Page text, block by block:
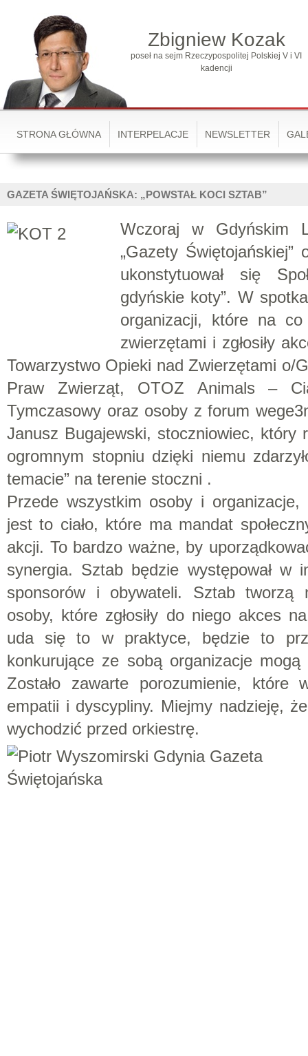
Zbigniew Kozak
poseł na sejm Rzeczypospolitej Polskiej V i VI
kadencji
STRONA GŁÓWNA INTERPELACJE NEWSLETTER
GAZETA ŚWIĘTOJAŃSKA: „POWSTAŁ KOCI SZTAB”
Wczoraj w Gdyńskim
„Gazety Świętojańskiej”
ukonstytuował się
gdyńskie koty”. W
organizacji, które na
zwierzętami i zgłosiły
Towarzystwo Opieki nad Zwierzętami o/
Praw Zwierząt, OTOZ Animals –
Tymczasowy oraz osoby z forum
Janusz Bugajewski, stoczniowiec, który
ogromnym stopniu dzięki niemu
temacie” na terenie stoczni .
Przede wszystkim osoby i organizacje,
jest to ciało, które ma mandat
akcji. To bardzo ważne, by
synergia. Sztab będzie występował w
sponsorów i obywateli. Sztab tworzą
osoby, które zgłosiły do niego akces
uda się to w praktyce, będzie to
konkurujące ze sobą organizacje
Zostało zawarte porozumienie, które
empatii i dyscypliny. Miejmy nadzieję,
wychodzić przed orkiestrę.